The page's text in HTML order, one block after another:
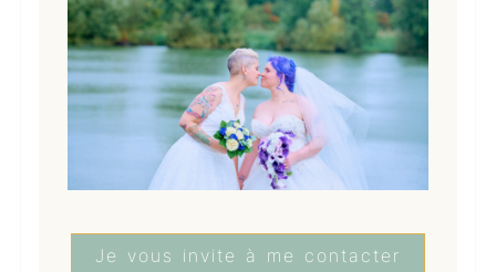
Je vous invite à me contacter